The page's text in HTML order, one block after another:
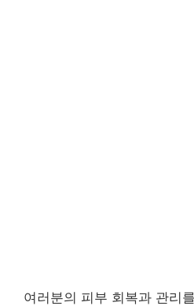
여러분의 피부 회복과 관리